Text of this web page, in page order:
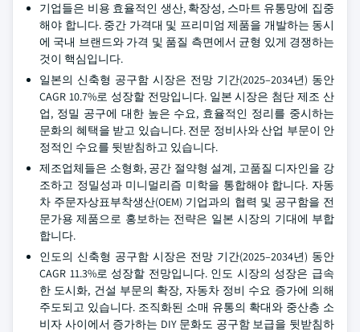
기업들은 비용 효율적인 생산, 확장성, 스마트 유통망에 집중
해야 합니다. 중간 가격대 및 프리미엄 제품을 개발하는 동시
에 국내 브랜드와 가격 및 품질 측면에서 균형 있게 경쟁하는
것이 핵심입니다.
일본의 신축형 공구함 시장은 전망 기간(2025–2034년) 동안
CAGR 10.7%로 성장할 전망입니다. 일본 시장은 첨단 제조 산
업, 정밀 공구에 대한 높은 수요, 효율적인 정리를 중시하는
문화의 혜택을 받고 있습니다. 전문 정비사와 산업 부문이 안
정적인 수요를 뒷받침하고 있습니다.
제조업체들은 소형화, 공간 절약형 설계, 고품질 디자인을 강
조하고 정밀성과 미니멀리즘 미학을 통합해야 합니다. 자동
차 주문자상표부착생산(OEM) 기업과의 협력 및 공구함을 전
문가용 제품으로 홍보하는 전략은 일본 시장의 기대에 부합
합니다.
인도의 신축형 공구함 시장은 전망 기간(2025–2034년) 동안
CAGR 11.3%로 성장할 전망입니다. 인도 시장의 성장은 급속
한 도시화, 건설 부문의 확장, 자동차 정비 수요 증가에 의해
주도되고 있습니다. 조직화된 소매 유통의 확대와 중산층 소
비자 사이에서 증가하는 DIY 문화도 공구함 보급을 뒷받침하